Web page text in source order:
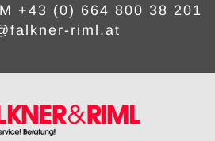
+43 (0) 664 800 38 201
riml .at